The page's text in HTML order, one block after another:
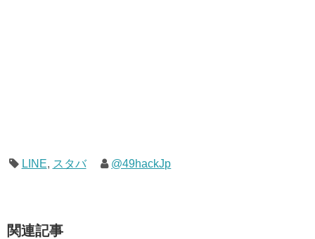
LINE, スタバ @49hackJp
関連記事